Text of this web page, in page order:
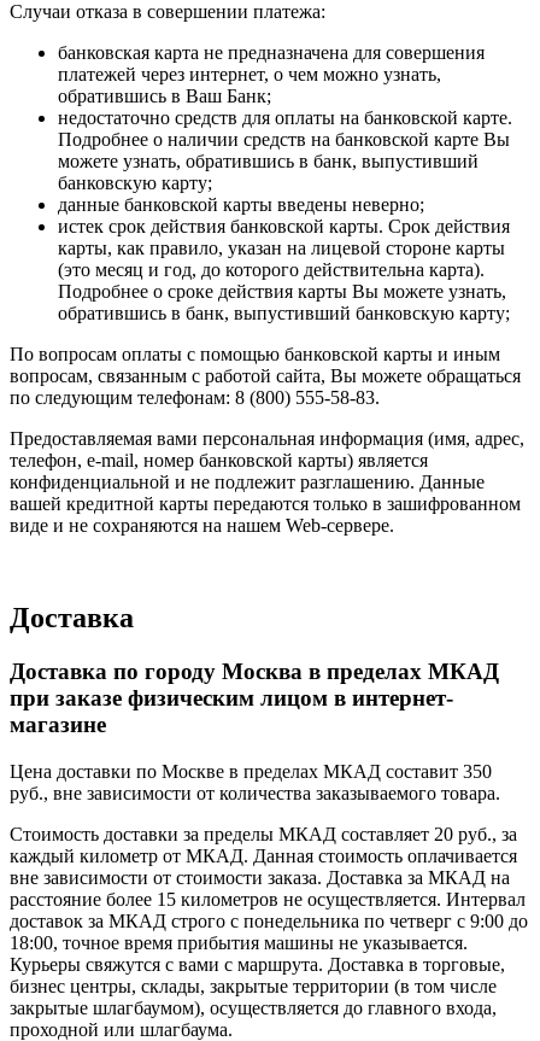
Случаи отказа в совершении платежа:
банковская карта не предназначена для совершения
платежей через интернет, о чем можно узнать,
обратившись в Ваш Банк;
недостаточно средств для оплаты на банковской карте.
Подробнее о наличии средств на банковской карте Вы
можете узнать, обратившись в банк, выпустивший
банковскую карту;
данные банковской карты введены неверно;
истек срок действия банковской карты. Срок действия
карты, как правило, указан на лицевой стороне карты
(это месяц и год, до которого действительна карта).
Подробнее о сроке действия карты Вы можете узнать,
обратившись в банк, выпустивший банковскую карту;
По вопросам оплаты с помощью банковской карты и иным
вопросам, связанным с работой сайта, Вы можете обращаться
по следующим телефонам: 8 (800) 555-58-83.
Предоставляемая вами персональная информация (имя, адрес,
телефон, e-mail, номер банковской карты) является
конфиденциальной и не подлежит разглашению. Данные
вашей кредитной карты передаются только в зашифрованном
виде и не сохраняются на нашем Web-сервере.
Доставка
Доставка по городу Москва в пределах МКАД
при заказе физическим лицом в интернет-
магазине
Цена доставки по Москве в пределах МКАД составит 350
руб., вне зависимости от количества заказываемого товара.
Стоимость доставки за пределы МКАД составляет 20 руб., за
каждый километр от МКАД. Данная стоимость оплачивается
вне зависимости от стоимости заказа. Доставка за МКАД на
расстояние более 15 километров не осуществляется. Интервал
доставок за МКАД строго с понедельника по четверг с 9:00 до
18:00, точное время прибытия машины не указывается.
Курьеры свяжутся с вами с маршрута. Доставка в торговые,
бизнес центры, склады, закрытые территории (в том числе
закрытые шлагбаумом), осуществляется до главного входа,
проходной или шлагбаума.